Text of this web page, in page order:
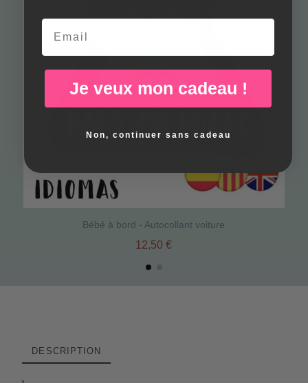
Bébé à bord - Autocollant voiture
12,50 €
DESCRIPTION
Email
Je veux mon cadeau !
Non, continuer sans cadeau